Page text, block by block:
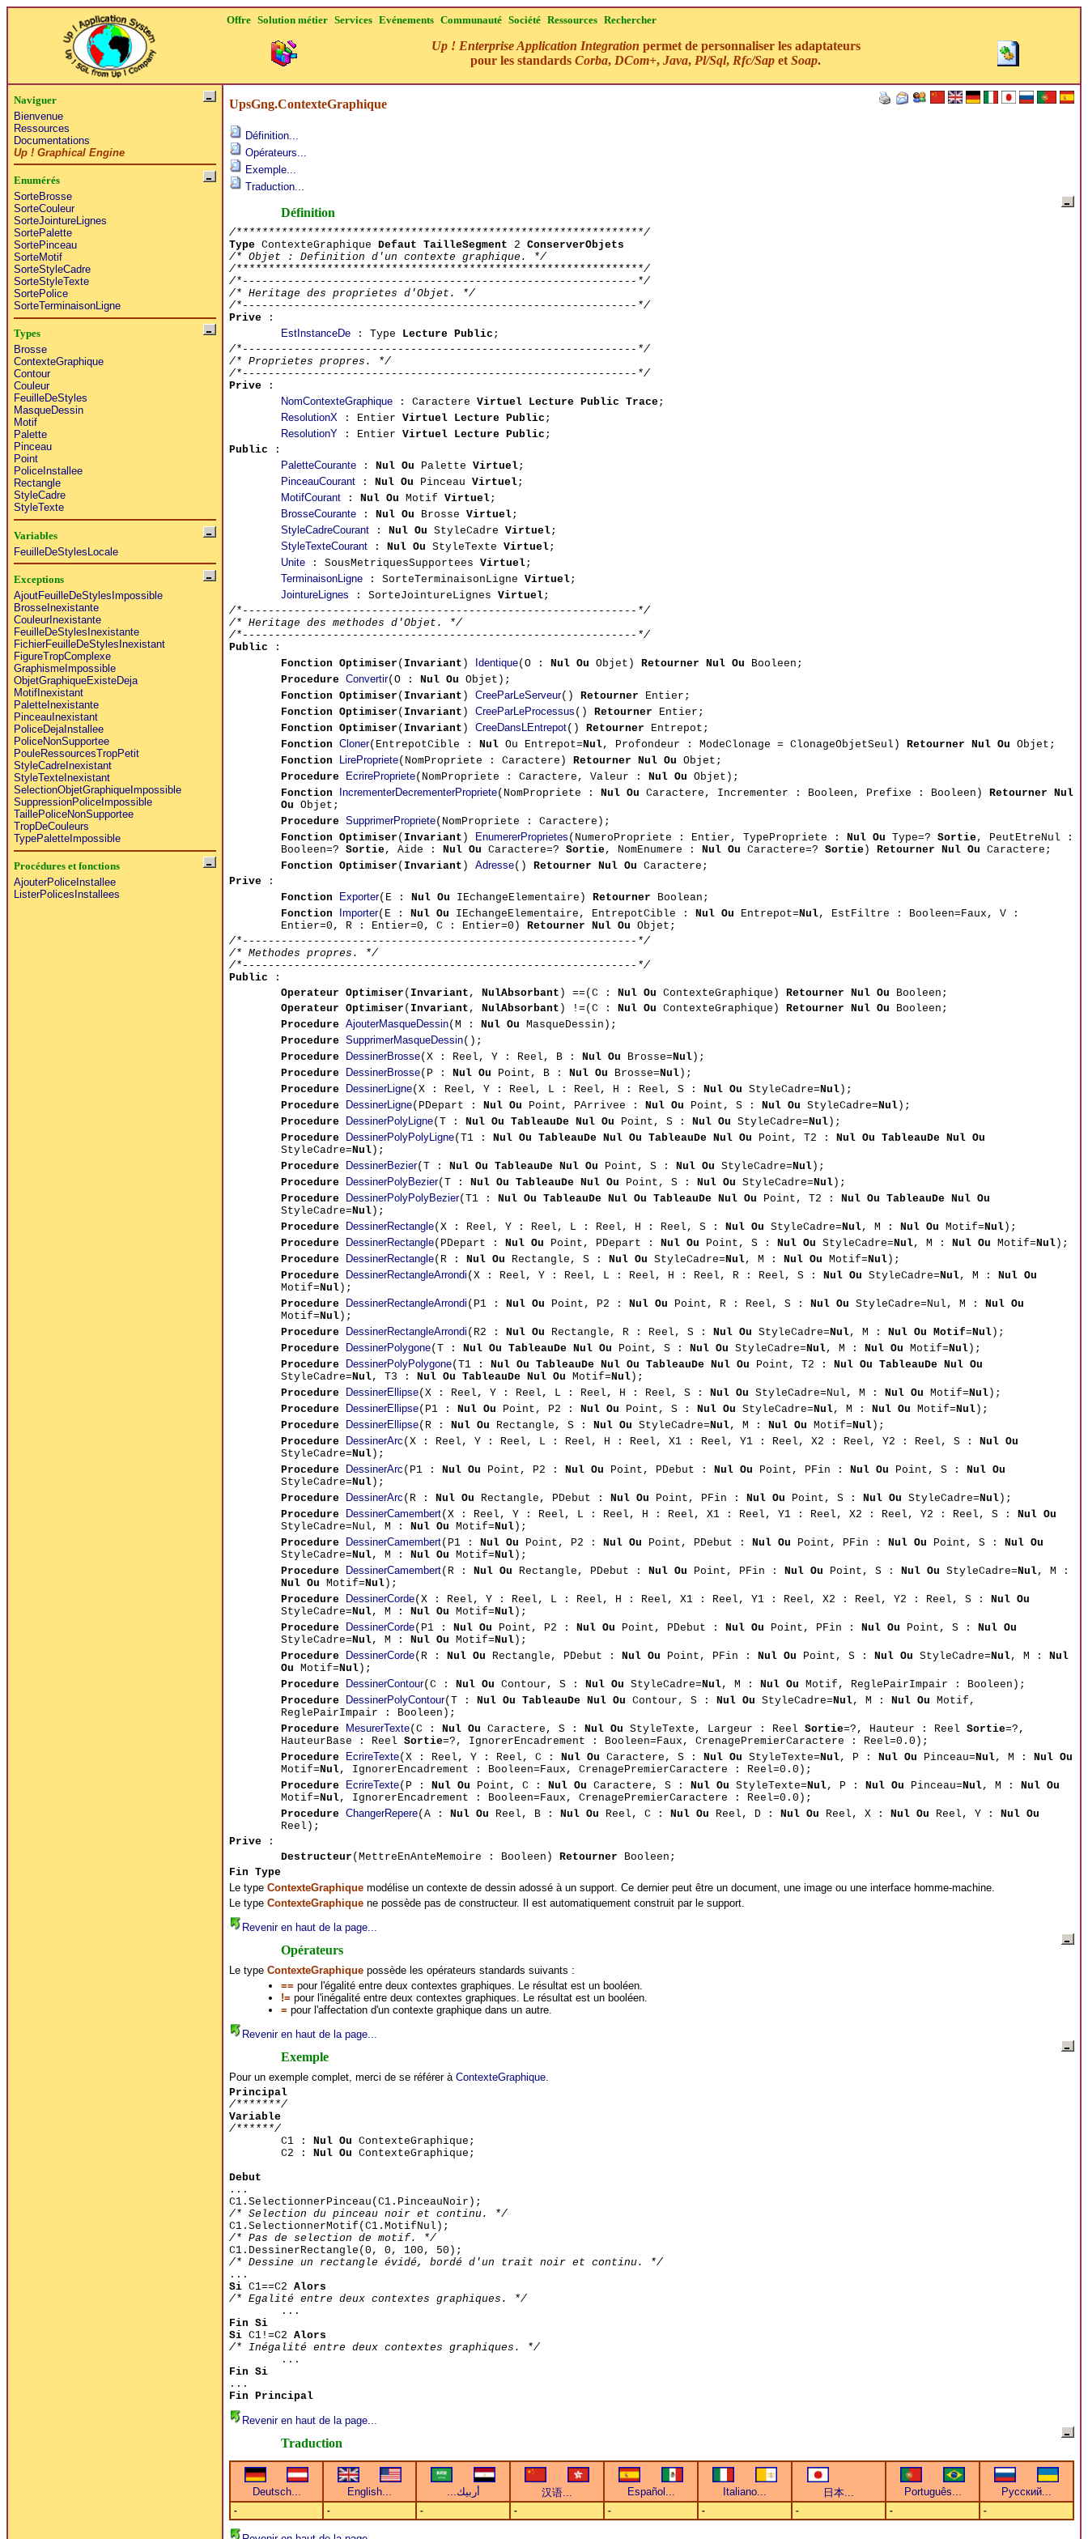
Offre Solution métier Services Evénements Communauté Société Ressources Rechercher
Up ! Enterprise Application Integration permet de personnaliser les adaptateurs
pour les standards Corba, DCom+, Java, Pl/Sql, Rfc/Sap et Soap.
Naviguer
Bienvenue
Ressources
Documentations
Up ! Graphical Engine
Enumérés
SorteBrosse
SorteCouleur
SorteJointureLignes
SortePalette
SortePinceau
SorteMotif
SorteStyleCadre
SorteStyleTexte
SortePolice
SorteTerminaisonLigne
Types
Brosse
ContexteGraphique
Contour
Couleur
FeuilleDeStyles
MasqueDessin
Motif
Palette
Pinceau
Point
PoliceInstallee
Rectangle
StyleCadre
StyleTexte
Variables
FeuilleDeStylesLocale
Exceptions
AjoutFeuilleDeStylesImpossible
BrosseInexistante
CouleurInexistante
FeuilleDeStylesInexistante
FichierFeuilleDeStylesInexistant
FigureTropComplexe
GraphismeImpossible
ObjetGraphiqueExisteDeja
MotifInexistant
PaletteInexistante
PinceauInexistant
PoliceDejaInstallee
PoliceNonSupportee
PouleRessourcesTropPetit
StyleCadreInexistant
StyleTexteInexistant
SelectionObjetGraphiqueImpossible
SuppressionPoliceImpossible
TaillePoliceNonSupportee
TropDeCouleurs
TypePaletteImpossible
Procédures et fonctions
AjouterPoliceInstallee
ListerPolicesInstallees
UpsGng.ContexteGraphique
Définition...
Opérateurs...
Exemple...
Traduction...
Définition
/***************************************************************/
TypeContexteGraphique Defaut TailleSegment 2 ConserverObjets
/* Objet : Definition d'un contexte graphique. */
/***************************************************************/
/*-------------------------------------------------------------*/
/* Heritage des proprietes d'Objet. */
/*-------------------------------------------------------------*/
Prive:
EstInstanceDe: Type Lecture Public ;
/*-------------------------------------------------------------*/
/* Proprietes propres. */
/*-------------------------------------------------------------*/
Prive:
NomContexteGraphique: Caractere Virtuel Lecture Public Trace;
ResolutionX: Entier Virtuel Lecture Public ;
ResolutionY: Entier Virtuel Lecture Public ;
Public :
PaletteCourante: Nul Ou Palette Virtuel;
PinceauCourant: Nul Ou Pinceau Virtuel;
MotifCourant: Nul Ou Motif Virtuel;
BrosseCourante: Nul Ou Brosse Virtuel;
StyleCadreCourant: Nul Ou StyleCadre Virtuel;
StyleTexteCourant: Nul Ou StyleTexte Virtuel;
Unite: SousMetriquesSupportees Virtuel;
TerminaisonLigne: SorteTerminaisonLigne Virtuel;
JointureLignes : SorteJointureLignes Virtuel;
/*-------------------------------------------------------------*/
/* Heritage des methodes d'Objet. */
/*-------------------------------------------------------------*/
Public :
Fonction Optimiser ( Invariant ) Identique(O : Nul Ou Objet) Retourner Nul Ou Booleen;
Procedure Convertir(O : Nul Ou Objet);
Fonction Optimiser ( Invariant ) CreeParLeServeur() Retourner Entier;
Fonction Optimiser ( Invariant ) CreeParLeProcessus () Retourner Entier;
Fonction Optimiser ( Invariant ) CreeDansLEntrepot() Retourner Entrepot;
Fonction Cloner(EntrepotCible : NulOu Entrepot=Nul, Profondeur : ModeClonage = ClonageObjetSeul) Retourner Nul Ou Objet;
Fonction
LirePropriete(NomPropriete : Caractere) Retourner Nul Ou Objet;
Procedure
EcrirePropriete(NomPropriete : Caractere, Valeur : Nul Ou Objet);
Fonction
IncrementerDecrementerPropriete(NomPropriete : Nul Ou Caractere, Incrementer : Booleen, Prefixe : Booleen) Retourner Nul
Ou Objet;
Procedure SupprimerPropriete(NomPropriete : Caractere);
Fonction Optimiser ( Invariant ) EnumererProprietes (NumeroPropriete : Entier, TypePropriete : Nul Ou Type=? Sortie, PeutEtreNul :
Booleen=? Sortie, Aide : Nul Ou Caractere=? Sortie, NomEnumere : Nul Ou Caractere=? Sortie) Retourner Nul Ou Caractere;
Fonction Optimiser ( Invariant ) Adresse() Retourner Nul Ou Caractere;
Prive:
Fonction
Exporter(E : Nul Ou IEchangeElementaire) Retourner Boolean;
Fonction
Importer(E : Nul Ou IEchangeElementaire, EntrepotCible : Nul Ou Entrepot=Nul, EstFiltre : Booleen=Faux, V :
Entier=0, R : Entier=0, C : Entier=0) Retourner Nul Ou Objet;
/*-------------------------------------------------------------*/
/* Methodes propres. */
/*-------------------------------------------------------------*/
Public :
Operateur Optimiser ( Invariant , NulAbsorbant ) ==(C : Nul Ou ContexteGraphique) Retourner Nul Ou Booleen;
Operateur Optimiser ( Invariant , NulAbsorbant ) !=(C : Nul Ou ContexteGraphique) Retourner Nul Ou Booleen;
Procedure AjouterMasqueDessin(M : Nul Ou MasqueDessin);
Procedure SupprimerMasqueDessin();
Procedure
DessinerBrosse(X : Reel, Y : Reel, B : Nul Ou Brosse=Nul);
Procedure
DessinerBrosse(P : Nul Ou Point, B : Nul Ou Brosse=Nul);
Procedure
DessinerLigne(X : Reel, Y : Reel, L : Reel, H : Reel, S : Nul Ou StyleCadre=Nul);
Procedure
DessinerLigne(PDepart : Nul Ou Point, PArrivee : Nul Ou Point, S : Nul Ou StyleCadre=Nul);
Procedure
DessinerPolyLigne(T : Nul Ou TableauDe Nul Ou Point, S : Nul Ou StyleCadre=Nul);
Procedure
DessinerPolyPolyLigne(T1 : Nul Ou TableauDe Nul Ou TableauDe Nul Ou Point, T2 : Nul Ou TableauDe Nul Ou
StyleCadre=Nul);
Procedure
DessinerBezier(T : Nul Ou TableauDe Nul Ou Point, S : Nul Ou StyleCadre=Nul);
Procedure
DessinerPolyBezier(T : Nul Ou TableauDe Nul Ou Point, S : Nul Ou StyleCadre=Nul);
Procedure
DessinerPolyPolyBezier(T1 : Nul Ou TableauDe Nul Ou TableauDe Nul Ou Point, T2 : Nul Ou TableauDe Nul Ou
StyleCadre=Nul);
Procedure
DessinerRectangle(X : Reel, Y : Reel, L : Reel, H : Reel, S : Nul Ou StyleCadre=Nul, M : Nul Ou Motif=Nul);
Procedure
DessinerRectangle(PDepart : Nul Ou Point, PDepart : Nul Ou Point, S : Nul Ou StyleCadre=Nul, M : Nul Ou Motif=Nul);
Procedure
DessinerRectangle(R : Nul Ou Rectangle, S : Nul Ou StyleCadre=Nul, M : Nul Ou Motif=Nul);
Procedure
DessinerRectangleArrondi (X : Reel, Y : Reel, L : Reel, H : Reel, R : Reel, S : Nul Ou StyleCadre=Nul, M : Nul Ou
Motif=Nul);
Procedure
DessinerRectangleArrondi (P1 : Nul Ou Point, P2 : Nul Ou Point, R : Reel, S : Nul Ou StyleCadre=Nul, M : Nul Ou
Motif=Nul);
Procedure
DessinerRectangleArrondi (R2 : Nul Ou Rectangle, R : Reel, S : Nul Ou StyleCadre=Nul, M : Nul Ou Motif=Nul);
Procedure
DessinerPolygone(T : Nul Ou TableauDe Nul Ou Point, S : Nul Ou StyleCadre=Nul, M : Nul Ou Motif=Nul);
Procedure
DessinerPolyPolygone(T1 : Nul Ou TableauDe Nul Ou TableauDe Nul Ou Point, T2 : Nul Ou TableauDe Nul Ou
StyleCadre=Nul, T3 : Nul Ou TableauDe Nul Ou Motif=Nul);
Procedure
DessinerEllipse(X : Reel, Y : Reel, L : Reel, H : Reel, S : Nul Ou StyleCadre=Nul, M : Nul Ou Motif=Nul);
Procedure
DessinerEllipse(P1 : Nul Ou Point, P2 : Nul Ou Point, S : Nul Ou StyleCadre=Nul, M : Nul Ou Motif=Nul);
Procedure
DessinerEllipse(R : Nul Ou Rectangle, S : Nul Ou StyleCadre=Nul, M : Nul Ou Motif=Nul);
Procedure
DessinerArc (X : Reel, Y : Reel, L : Reel, H : Reel, X1 : Reel, Y1 : Reel, X2 : Reel, Y2 : Reel, S : Nul Ou
StyleCadre=Nul);
Procedure
DessinerArc (P1 : Nul Ou Point, P2 : Nul Ou Point, PDebut : Nul Ou Point, PFin : Nul Ou Point, S : Nul Ou
StyleCadre=Nul);
Procedure
DessinerArc (R : Nul Ou Rectangle, PDebut : Nul Ou Point, PFin : Nul Ou Point, S : Nul Ou StyleCadre=Nul);
Procedure
DessinerCamembert(X : Reel, Y : Reel, L : Reel, H : Reel, X1 : Reel, Y1 : Reel, X2 : Reel, Y2 : Reel, S : Nul Ou
StyleCadre=Nul, M : Nul Ou Motif=Nul);
Procedure
DessinerCamembert(P1 : Nul Ou Point, P2 : Nul Ou Point, PDebut : Nul Ou Point, PFin : Nul Ou Point, S : Nul Ou
StyleCadre=Nul, M : Nul Ou Motif=Nul);
Procedure
DessinerCamembert(R : Nul Ou Rectangle, PDebut : Nul Ou Point, PFin : Nul Ou Point, S : Nul Ou StyleCadre=Nul, M :
Nul Ou Motif=Nul);
Procedure
DessinerCorde(X : Reel, Y : Reel, L : Reel, H : Reel, X1 : Reel, Y1 : Reel, X2 : Reel, Y2 : Reel, S : Nul Ou
StyleCadre=Nul, M : Nul Ou Motif=Nul);
Procedure
DessinerCorde(P1 : Nul Ou Point, P2 : Nul Ou Point, PDebut : Nul Ou Point, PFin : Nul Ou Point, S : Nul Ou
StyleCadre=Nul, M : Nul Ou Motif=Nul);
Procedure
DessinerCorde(R : Nul Ou Rectangle, PDebut : Nul Ou Point, PFin : Nul Ou Point, S : Nul Ou StyleCadre=Nul, M : Nul
Ou Motif=Nul);
Procedure
DessinerContour(C : Nul Ou Contour, S : Nul Ou StyleCadre=Nul, M : Nul Ou Motif, ReglePairImpair : Booleen);
Procedure
DessinerPolyContour(T : Nul Ou TableauDe Nul Ou Contour, S : Nul Ou StyleCadre=Nul, M : Nul Ou Motif,
ReglePairImpair : Booleen);
Procedure
MesurerTexte(C : Nul Ou Caractere, S : Nul Ou StyleTexte, Largeur : Reel Sortie=?, Hauteur : Reel Sortie=?,
HauteurBase : Reel Sortie=?, IgnorerEncadrement : Booleen=Faux, CrenagePremierCaractere : Reel=0.0);
Procedure
EcrireTexte(X : Reel, Y : Reel, C : Nul Ou Caractere, S : Nul Ou StyleTexte=Nul, P : Nul Ou Pinceau=Nul, M : Nul Ou
Motif=Nul, IgnorerEncadrement : Booleen=Faux, CrenagePremierCaractere : Reel=0.0);
Procedure
EcrireTexte(P : Nul Ou Point, C : Nul Ou Caractere, S : Nul Ou StyleTexte=Nul, P : Nul Ou Pinceau=Nul, M : Nul Ou
Motif=Nul, IgnorerEncadrement : Booleen=Faux, CrenagePremierCaractere : Reel=0.0);
Procedure ChangerRepere(A : Nul Ou Reel, B : Nul Ou Reel, C : Nul Ou Reel, D : Nul Ou Reel, X : Nul Ou Reel, Y : Nul Ou
Reel);
Prive:
Destructeur (MettreEnAnteMemoire : Booleen) Retourner Booleen;
Fin Type
Le type ContexteGraphiquemodélise un contexte de dessin adossé à un support. Ce dernier peut être un document, une image ou une interface homme-machine.
Le type ContexteGraphiquene possède pas de constructeur. Il est automatiquement construit par le support.
Revenir en haut de la page...
Opérateurs
Le type ContexteGraphiquepossède les opérateurs standards suivants :
== pour l'égalité entre deux contextes graphiques. Le résultat est un booléen.
!= pour l'inégalité entre deux contextes graphiques. Le résultat est un booléen.
= pour l'affectation d'un contexte graphique dans un autre.
Revenir en haut de la page...
Exemple
Pour un exemple complet, merci de se référer à ContexteGraphique.
Principal
/*******/
Variable
/******/
C1 : Nul Ou ContexteGraphique;
C2 : Nul Ou ContexteGraphique;
Debut
...
C1.SelectionnerPinceau(C1.PinceauNoir);
/* Selection du pinceau noir et continu. */
C1.SelectionnerMotif(C1.MotifNul);
/* Pas de selection de motif. */
C1.DessinerRectangle(0, 0, 100, 50);
/* Dessine un rectangle évidé, bordé d'un trait noir et continu. */
...
SiC1==C2 Alors
/* Egalité entre deux contextes graphiques. */
...
Fin Si
SiC1!=C2 Alors
/* Inégalité entre deux contextes graphiques. */
...
Fin Si
...
Fin Principal
Revenir en haut de la page...
Traduction
- - - - - - - - -